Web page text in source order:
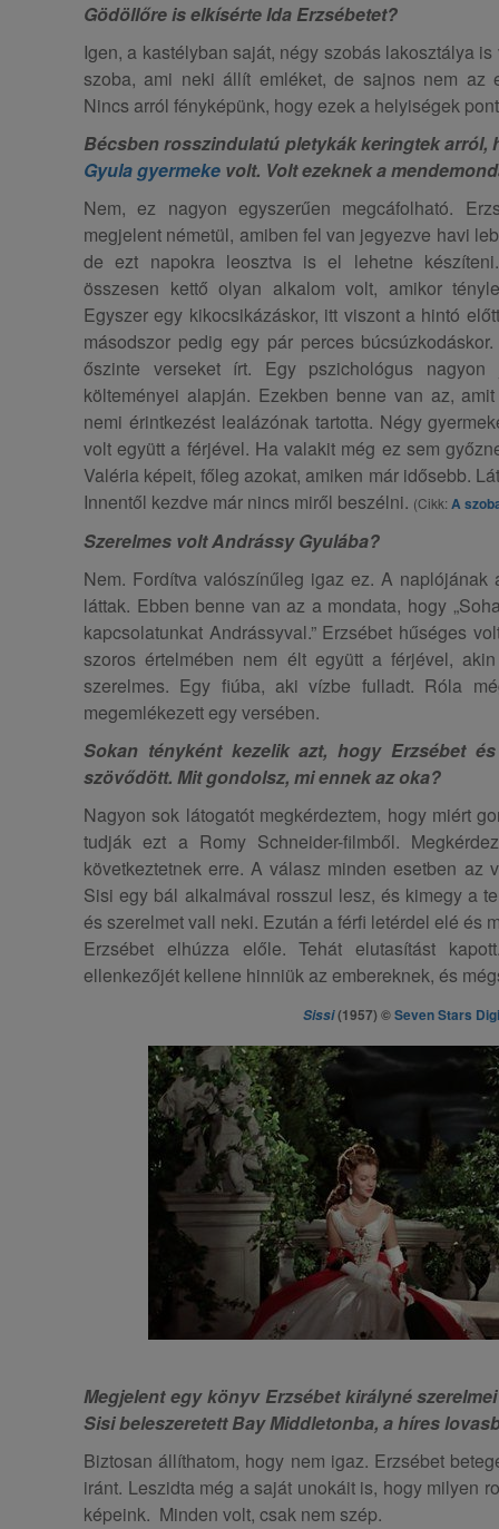
Gödöllőre is elkísérte Ida Erzsébetet?
Igen, a kastélyban saját, négy szobás lakosztálya
szoba, ami neki állít emléket, de sajnos nem az
Nincs arról fényképünk, hogy ezek a helyiségek
Bécsben rosszindulatú pletykák keringtek arról,
Gyula gyermeke volt. Volt ezeknek a
Nem, ez nagyon egyszerűen megcáfolható.
megjelent németül, amiben fel van jegyezve havi
de ezt napokra leosztva is el lehetne
összesen kettő olyan alkalom volt, amikor
Egyszer egy kikocsikázáskor, itt viszont a hintó
másodszor pedig egy pár perces
őszinte verseket írt. Egy pszichológus
költeményei alapján. Ezekben benne van az,
nemi érintkezést lealázónak tartotta. Négy
volt együtt a férjével. Ha valakit még ez sem
Valéria képeit, főleg azokat, amiken már idősebb.
Innentől kezdve már nincs miről beszélni. (Cikk: A
Szerelmes volt Andrássy Gyulába?
Nem. Fordítva valószínűleg igaz ez. A naplójának
láttak. Ebben benne van az a mondata, hogy
kapcsolatunkat Andrássyval.” Erzsébet hűséges
szoros értelmében nem élt együtt a férjével,
szerelmes. Egy fiúba, aki vízbe fulladt. Róla
megemlékezett egy versében.
Sokan tényként kezelik azt, hogy Erzsébet
szövődött. Mit gondolsz, mi ennek az oka?
Nagyon sok látogatót megkérdeztem, hogy miért
tudják ezt a Romy Schneider-filmből.
következtetnek erre. A válasz minden esetben az
Sisi egy bál alkalmával rosszul lesz, és kimegy a
és szerelmet vall neki. Ezután a férfi letérdel elé és
Erzsébet elhúzza előle. Tehát elutasítást
ellenkezőjét kellene hinniük az embereknek, és
Sissi(1957) ©Seven Stars
Megjelent egy könyv Erzsébet királyné
Sisi beleszeretett Bay Middletonba, a híres
Biztosan állíthatom, hogy nem igaz. Erzsébet
iránt. Leszidta még a saját unokáit is, hogy milyen
képeink. Minden volt, csak nem szép.